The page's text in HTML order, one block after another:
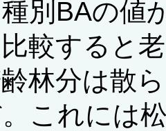
別BAの値
較すると
林分は散
これには